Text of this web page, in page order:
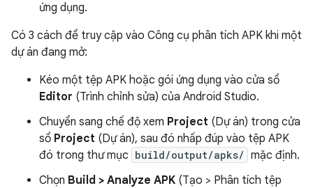
ứng dụng.
Có 3 cách để truy cập vào Công cụ phân tích APK khi một
dự án đang mở:
Kéo một tệp APK hoặc gói ứng dụng vào cửa sổ
Editor (Trình chỉnh sửa) của Android Studio.
Chuyển sang chế độ xem Project (Dự án) trong cửa
sổ Project (Dự án), sau đó nhấp đúp vào tệp APK
đó trong thư mục build/output/apks/ mặc định.
Chọn Build > Analyze APK (Tạo > Phân tích tệp